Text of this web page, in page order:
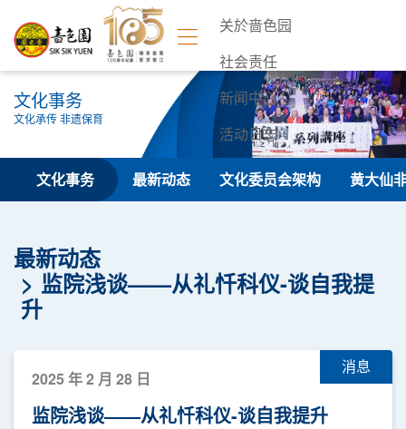
关於啬色园
社会责任
新闻中心
活动日志
联络我们
文化事务
文化承传 非遗保育
文化事务 最新动态 文化委员会架构 黄大仙
最新动态
监院浅谈——从礼忏科仪-谈自我提
升
消息
2025 年 2 月 28 日
监院浅谈——从礼忏科仪-谈自我提升